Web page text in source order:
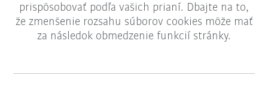
prispôsobovať podľa vašich prianí. Dbajte na to,
že zmenšenie rozsahu súborov cookies môže mať
za následok obmedzenie funkcií stránky.